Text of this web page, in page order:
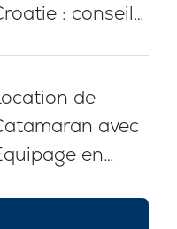
: conseils
débutants
de
avec
en
Évasion Nautique